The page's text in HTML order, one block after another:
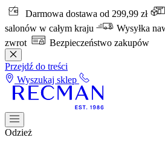
Darmowa dostawa od 299,99 zł
salonów w całym kraju
Wysyłka
zwrot
Bezpieczeństwo zakupów
Przejdź do treści
Wyszukaj sklep
Odzież